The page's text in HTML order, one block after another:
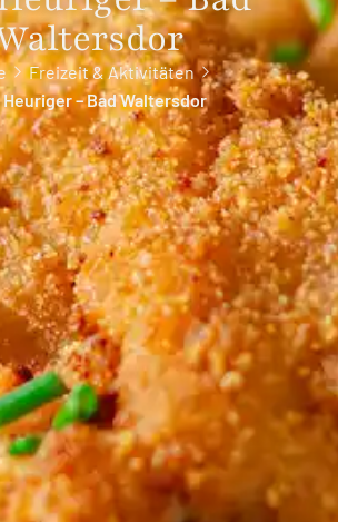
Freizeit & Aktivitäten
Heuriger – Bad Waltersdor